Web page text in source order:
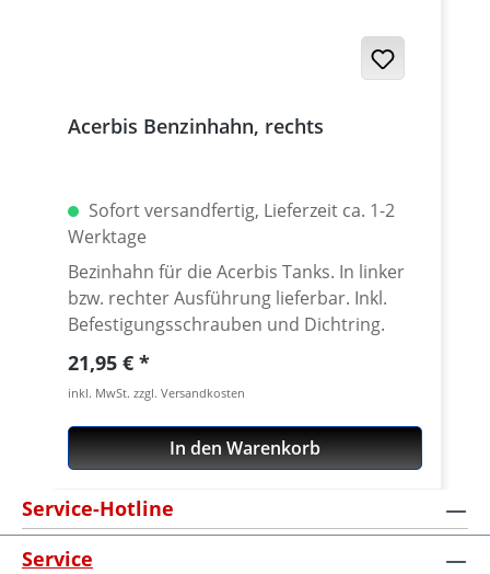
Acerbis Benzinhahn, rechts
Sofort versandfertig, Lieferzeit ca. 1-2
Werktage
Bezinhahn für die Acerbis Tanks. In linker
bzw. rechter Ausführung lieferbar. Inkl.
Befestigungsschrauben und Dichtring.
Regulärer Preis:
21,95 €
inkl. MwSt. zzgl. Versandkosten
In den Warenkorb
Service-Hotline
Service